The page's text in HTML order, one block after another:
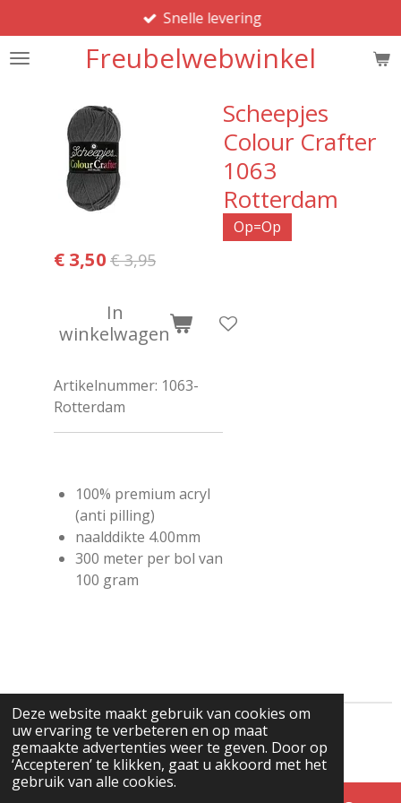
Deze website maakt gebruik van cookies om
uw ervaring te verbeteren en op maat
gemaakte advertenties weer te geven. Door op
‘Accepteren’ te klikken, gaat u akkoord met het
gebruik van alle cookies.
direct
naar
hoofdinhoud
Freubelwebwinkel
Snelle levering
Scheepjes
Colour Crafter
1063
Rotterdam
Op=Op
€ 3,50 € 3,95
In
winkelwagen
Artikelnummer: 1063-
Rotterdam
100% premium acryl
(anti pilling)
naalddikte 4.00mm
300 meter per bol van
100 gram
© 2025 - 2026 Freubelwebwinkel
Powered byJouwWeb